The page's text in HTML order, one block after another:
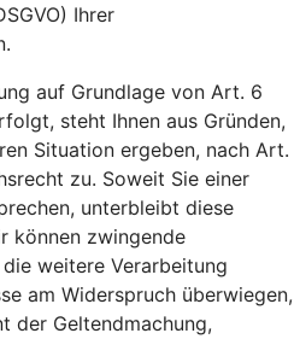
Ihrer
auf Grundlage von Art. 6
steht Ihnen aus Gründen,
Situation ergeben, nach Art.
zu. Soweit Sie einer
unterbleibt diese
können zwingende
weitere Verarbeitung
am Widerspruch überwiegen,
der Geltendmachung,